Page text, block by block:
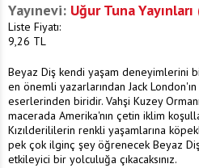
Yayınevi: Uğur Tuna
Liste Fiyatı:
9,26 TL
Beyaz Diş kendi yaşam deneyimlerini
en önemli yazarlarından Jack
eserlerinden biridir. Vahşi Kuzey
macerada Amerika'nın çetin iklim
Kızılderililerin renkli yaşamlarına
pek çok ilginç şey öğrenecek Beyaz
etkileyici bir yolculuğa çıkacaksınız.